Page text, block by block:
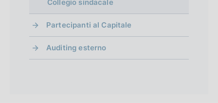
Collegio sindacale
Partecipanti al Capitale
Auditing esterno